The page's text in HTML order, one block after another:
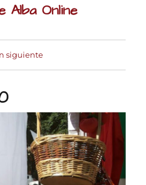
Alba Online
siguiente